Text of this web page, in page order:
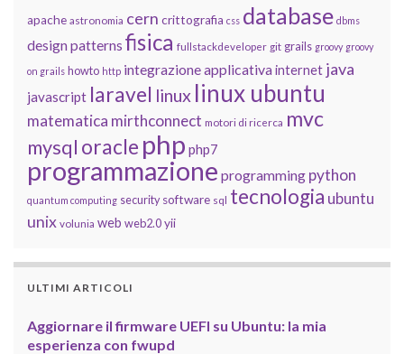
apache astronomia cern crittografia css database dbms
design patterns fisica fullstackdeveloper git grails groovy groovy
on grails howto http integrazione applicativainternet java
javascript laravel linux linux ubuntu
matematica mirthconnect motori di ricerca mvc
mysql oracle php php7
programmazione programming python
quantum computing security software sql tecnologia ubuntu
unix volunia web web2.0 yii
ULTIMI ARTICOLI
Aggiornare il firmware UEFI su Ubuntu: la mia
esperienza con fwupd